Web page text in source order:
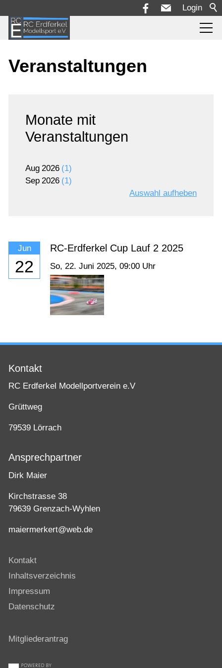
Login
Rennserie + Reglement
Bilder
Veranstaltungen
Jun
22
RC-Erdferkel Cup Lauf 2 2025
So, 22. Juni 2025, 09:00 Uhr
Monate mit
Veranstaltungen
Aug 2026 1
Sep 2026 1
Auswahl aufheben
Kontakt
RC Erdferkel Modellportverein e.V
Grüttweg
79539 Lörrach
Ansprechpartner
Dirk Maier
Kirchstrasse 38
79639 Grenzach-Wyhlen
maiermerkert@web.de
Kontakt
Inhaltsverzeichnis
Impressum
Datenschutz
Mitgliederantrag